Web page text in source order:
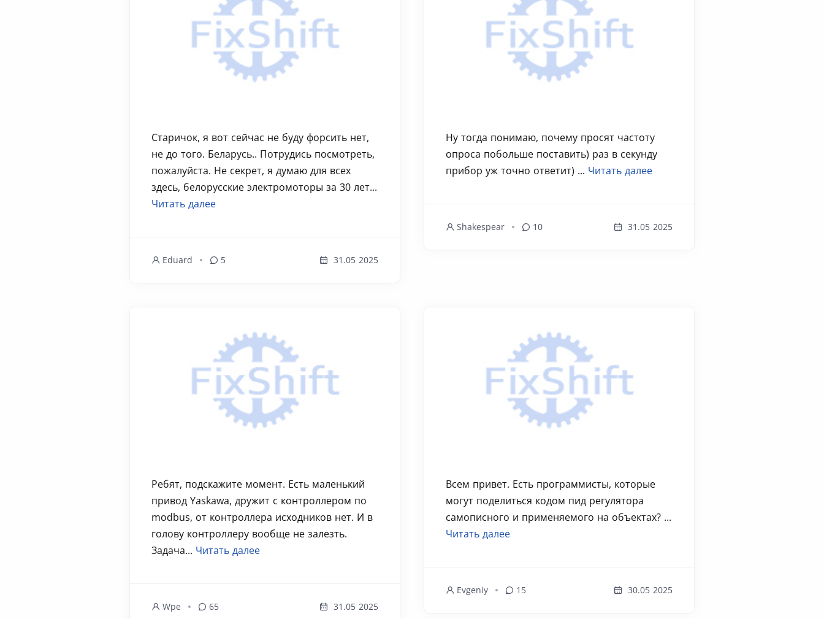
Старичок, я вот сейчас не буду форсить нет,
не до того. Беларусь.. Потрудись посмотреть,
пожалуйста. Не секрет, я думаю для всех
здесь, белорусские электромоторы за 30 лет...
Читать далее
Eduard 5 31.05 2025
Ну тогда понимаю, почему просят частоту
опроса побольше поставить) раз в секунду
прибор уж точно ответит) ... Читать далее
Shakespear 10 31.05 2025
Ребят, подскажите момент. Есть маленький
привод Yaskawa, дружит с контроллером по
modbus, от контроллера исходников нет. И в
голову контроллеру вообще не залезть.
Задача... Читать далее
Wpe 65 31.05 2025
Всем привет. Есть программисты, которые
могут поделиться кодом пид регулятора
самописного и применяемого на объектах? ...
Читать далее
Evgeniy 15 30.05 2025